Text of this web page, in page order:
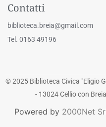
Contatti
biblioteca.breia@gmail.com
Tel. 0163 49196
© 2025 Biblioteca Civica "Eligio
- 13024 Cellio con
Powered by 2000Net